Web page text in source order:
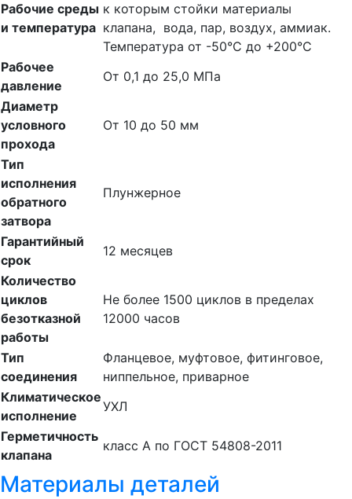
Рабочие среды
и температура
к которым стойки материалы
клапана, вода, пар, воздух, аммиак.
Температура от -50°С до +200°С
Рабочее
давление
От 0,1 до 25,0 МПа
Диаметр
условного
прохода
От 10 до 50 мм
Тип
исполнения
обратного
затвора
Плунжерное
Гарантийный
срок
12 месяцев
Количество
циклов
безотказной
работы
Не более 1500 циклов в пределах
12000 часов
Тип
соединения
Фланцевое, муфтовое, фитинговое,
ниппельное, приварное
Климатическое
исполнение
УХЛ
Герметичность
клапана
класс А по ГОСТ 54808-2011
Материалы деталей